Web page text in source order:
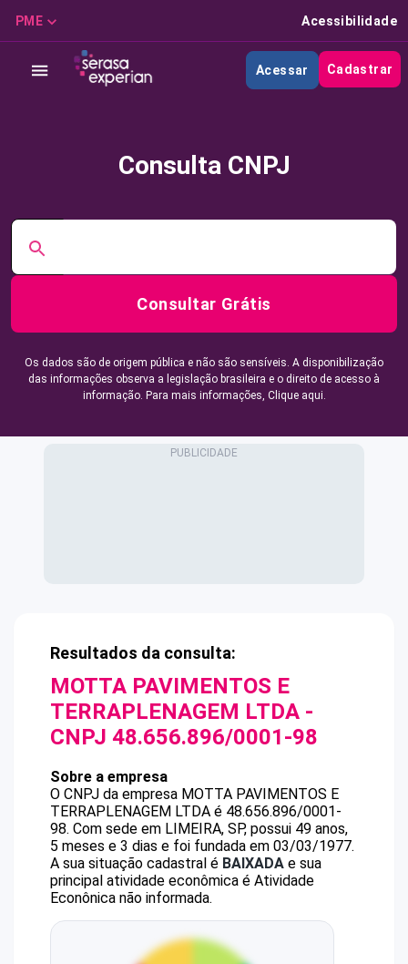
PME Acessibilidade
Acessar Cadastrar
Consulta CNPJ
Consultar Grátis
Os dados são de origem pública e não são sensíveis. A disponibilização
das informações observa a legislação brasileira e o direito de acesso à
informação. Para mais informações, Clique aqui.
Resultados da consulta:
MOTTA PAVIMENTOS E
TERRAPLENAGEM LTDA -
CNPJ 48.656.896/0001-98
Sobre a empresa
O CNPJ da empresa MOTTA PAVIMENTOS E
TERRAPLENAGEM LTDA é 48.656.896/0001-
98. Com sede em LIMEIRA, SP, possui 49 anos,
5 meses e 3 dias e foi fundada em 03/03/1977.
A sua situação cadastral é BAIXADA e sua
principal atividade econômica é Atividade
Econônica não informada.